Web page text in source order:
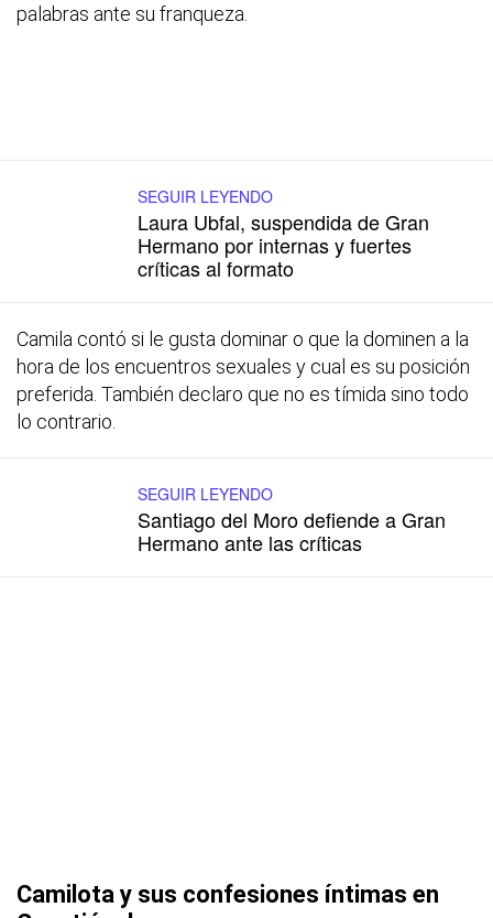
palabras ante su franqueza.
SEGUIR LEYENDO
Laura Ubfal, suspendida de Gran
Hermano por internas y fuertes
críticas al formato
Camila contó si le gusta dominar o que la dominen a la
hora de los encuentros sexuales y cual es su posición
preferida. También declaro que no es tímida sino todo
lo contrario.
SEGUIR LEYENDO
Santiago del Moro defiende a Gran
Hermano ante las críticas
Camilota y sus confesiones íntimas en